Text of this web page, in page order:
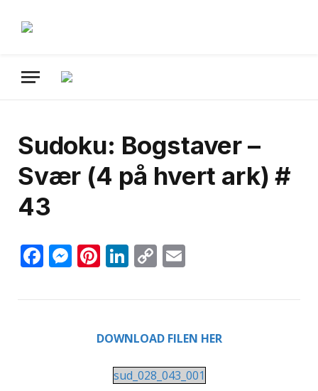
Sudoku: Bogstaver –
Svær (4 på hvert ark) #
43
Facebook
Messenger
Pinterest
LinkedIn
Copy
DOWNLOAD FILEN HER
sud_028_043_001